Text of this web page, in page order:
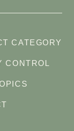
CATEGORY
CONTROL